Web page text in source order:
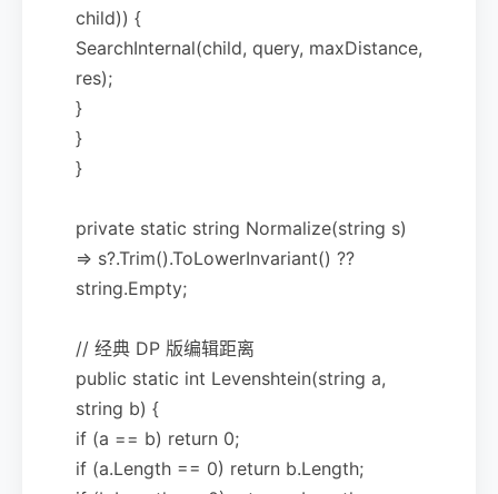
child)) {
SearchInternal(child, query, maxDistance,
res);
}
}
}
private static string Normalize(string s)
=> s?.Trim().ToLowerInvariant() ??
string.Empty;
// 经典 DP 版编辑距离
public static int Levenshtein(string a,
string b) {
if (a == b) return 0;
if (a.Length == 0) return b.Length;